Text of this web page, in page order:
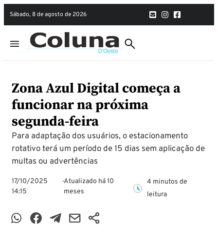
sábado, 8 de agosto de 2026
Zona Azul Digital começa a
funcionar na próxima
segunda-feira
Para adaptação dos usuários, o estacionamento
rotativo terá um período de 15 dias sem aplicação de
multas ou advertências
17/10/2025
14:15
Atualizado há 10
meses
4 minutos de
leitura